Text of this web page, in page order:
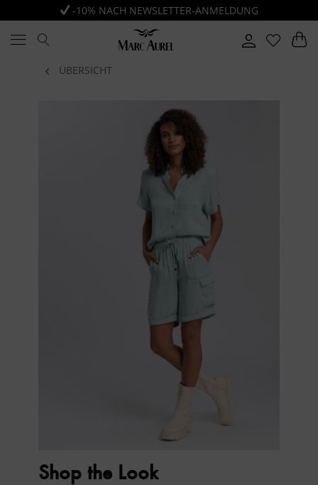
-10% NACH NEWSLETTER-ANMELDUNG
ÜBERSICHT
Shop the Look